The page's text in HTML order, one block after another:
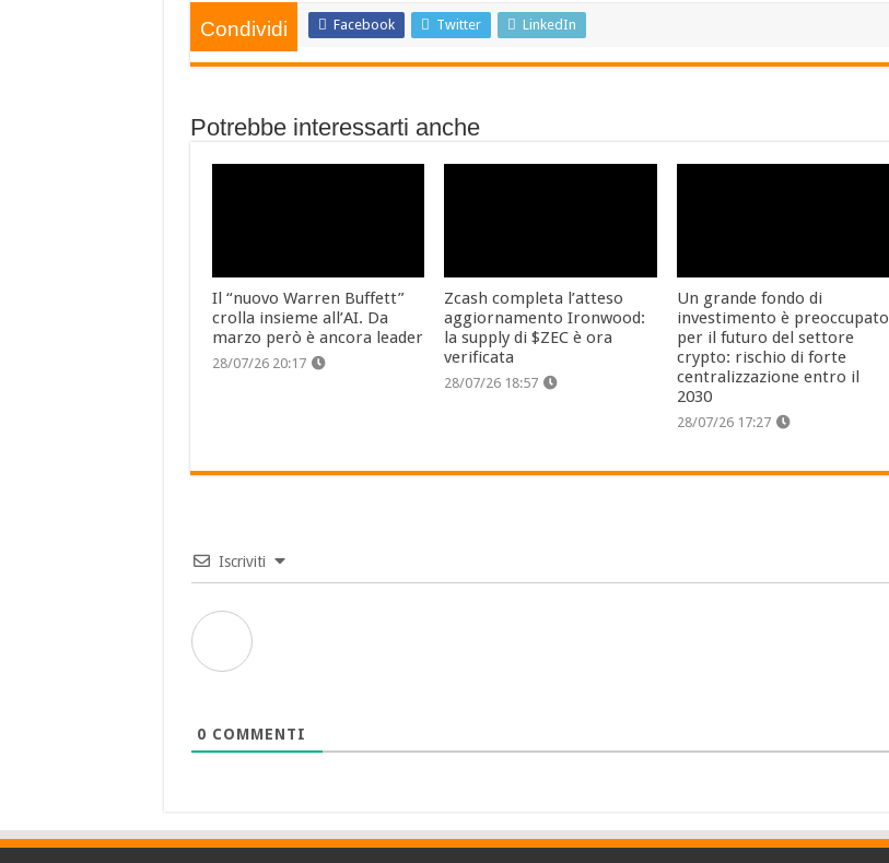
Condividi Facebook Twitter LinkedIn
Potrebbe interessarti anche
Il “nuovo Warren Buffett”
crolla insieme all’AI. Da
marzo però è ancora leader
28/07/26 20:17
Zcash completa l’atteso
aggiornamento Ironwood:
la supply di $ZEC è ora
verificata
28/07/26 18:57
Un grande fondo di
investimento è preoccupato
per il futuro del settore
crypto: rischio di forte
centralizzazione entro il
2030
28/07/26 17:27
Iscriviti
0 COMMENTI